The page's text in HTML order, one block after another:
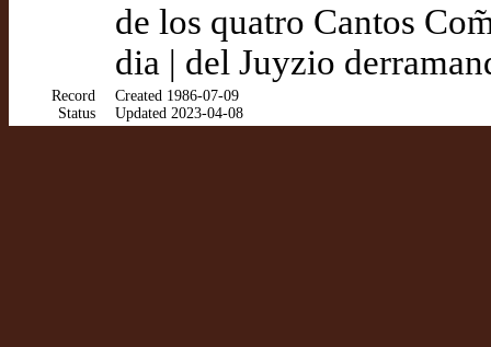
de los quatro Cantos
dia | del Juyzio
Record
Status
Created 1986-07-09
Updated 2023-04-08